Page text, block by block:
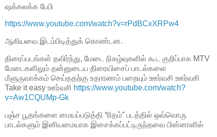
ஷக்கலக்க பேபி
https://www.youtube.com/watch?v=rPdBCxXRPw4
ஆகியவை இடம்பிடித்துக் கொண்டன.
திரைப்படங்கள் தவிர்ந்து, மேடை நிகழ்வுகளில் கூட குறிப்பாக MTV
மேடைகளிலும் தன்னுடைய திரையிசைப் பாடல்களை
மீளுருவாக்கம் செய்ததற்கு உதாரணம் பறையும் ஊர்வசி ஊர்வசி
Take it easy ஊர்வசி https://www.youtube.com/watch?
v=Aw1CQUMp-Gk
பஞ்ச பூதங்களை மையப்படுத்தி “ரிதம்” படத்தில் ஒவ்வொரு
பாடல்களும் இனியமையாக இசைக்கப்பட்டிருந்தவை பின்னாளில்